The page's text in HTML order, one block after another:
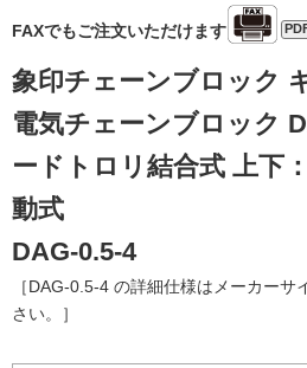
FAXでもご注文いただけます
象印チェーンブロック
電気チェーンブロック
ードトロリ結合式 上下
動式
DAG-0.5-4
［DAG-0.5-4 の詳細仕様はメーカー
さい。］